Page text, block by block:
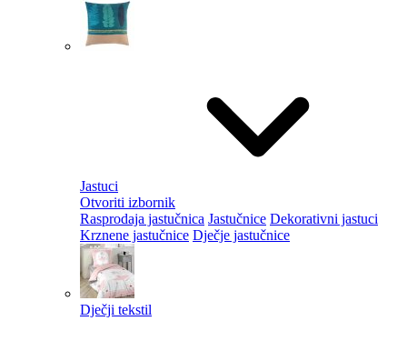
Jastuci
Otvoriti izbornik
Rasprodaja jastučnica Jastučnice Dekorativni jastuci
Krznene jastučnice Dječje jastučnice
Dječji tekstil